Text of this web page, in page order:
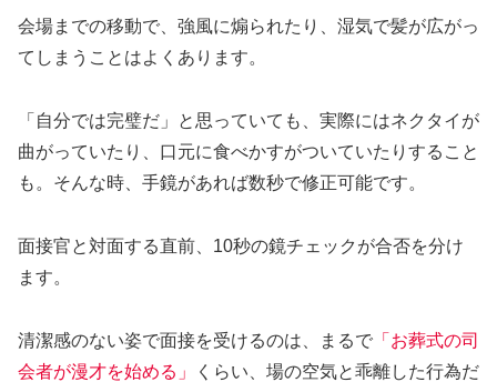
会場までの移動で、強風に煽られたり、湿気で髪が広がっ
てしまうことはよくあります。
「自分では完璧だ」と思っていても、実際にはネクタイが
曲がっていたり、口元に食べかすがついていたりすること
も。そんな時、手鏡があれば数秒で修正可能です。
面接官と対面する直前、10秒の鏡チェックが合否を分け
ます。
清潔感のない姿で面接を受けるのは、まるで 「お葬式の司
会者が漫才を始める」
くらい、場の空気と乖離した行為だ